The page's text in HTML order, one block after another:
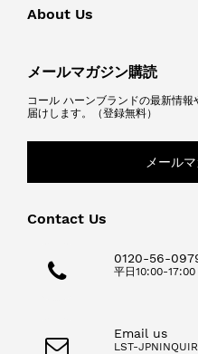
About Us
メールマガジン購読
コール ハーンブランドの最新情
届けします。（登録無料）
メール
Contact Us
0120-56-
平日10:00-17:00
Email us
LST-